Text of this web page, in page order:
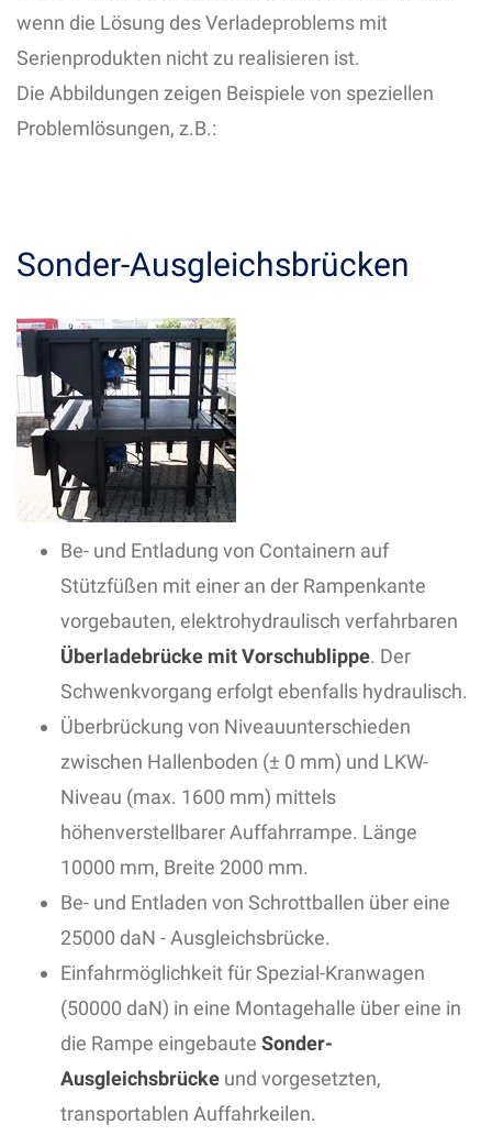
wenn die Lösung des Verladeproblems mit
Serienprodukten nicht zu realisieren ist.
Die Abbildungen zeigen Beispiele von speziellen
Problemlösungen, z.B.:
Sonder-Ausgleichsbrücken
Be- und Entladung von Containern auf
Stützfüßen mit einer an der Rampenkante
vorgebauten, elektrohydraulisch verfahrbaren
Überladebrücke mit Vorschublippe. Der
Schwenkvorgang erfolgt ebenfalls hydraulisch.
Überbrückung von Niveauunterschieden
zwischen Hallenboden (± 0 mm) und LKW-
Niveau (max. 1600 mm) mittels
höhenverstellbarer Auffahrrampe. Länge
10000 mm, Breite 2000 mm.
Be- und Entladen von Schrottballen über eine
25000 daN - Ausgleichsbrücke.
Einfahrmöglichkeit für Spezial-Kranwagen
(50000 daN) in eine Montagehalle über eine in
die Rampe eingebaute Sonder-
Ausgleichsbrücke und vorgesetzten,
transportablen Auffahrkeilen.